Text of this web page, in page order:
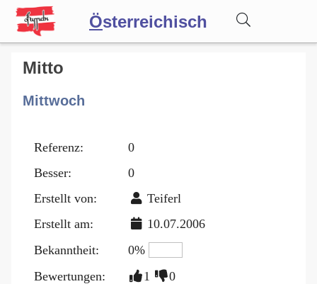
Österreichisch
Wörterbuch
Forum
Blog
Mitto
Mittwoch
Referenz:
0
Besser:
0
Erstellt von:
Teiferl
Erstellt am:
10.07.2006
Bekanntheit:
0%
Bewertungen:
1 0